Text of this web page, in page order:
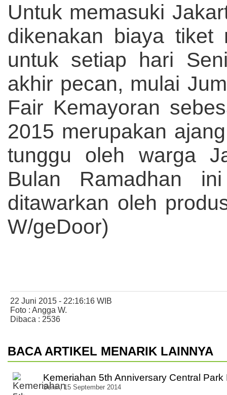
Untuk memasuki
dikenakan biaya
untuk setiap hari
akhir pecan, mulai
Fair Kemayoran
2015 merupakan
tunggu oleh warga
Bulan Ramadhan
ditawarkan oleh
W/geDoor)
22 Juni 2015 - 22:16:16 WIB
Foto : Angga W.
Dibaca : 2536
BACA ARTIKEL MENARIK LAINNYA
Kemeriahan 5th Anniversary Central Park
Senin, 15 September 2014